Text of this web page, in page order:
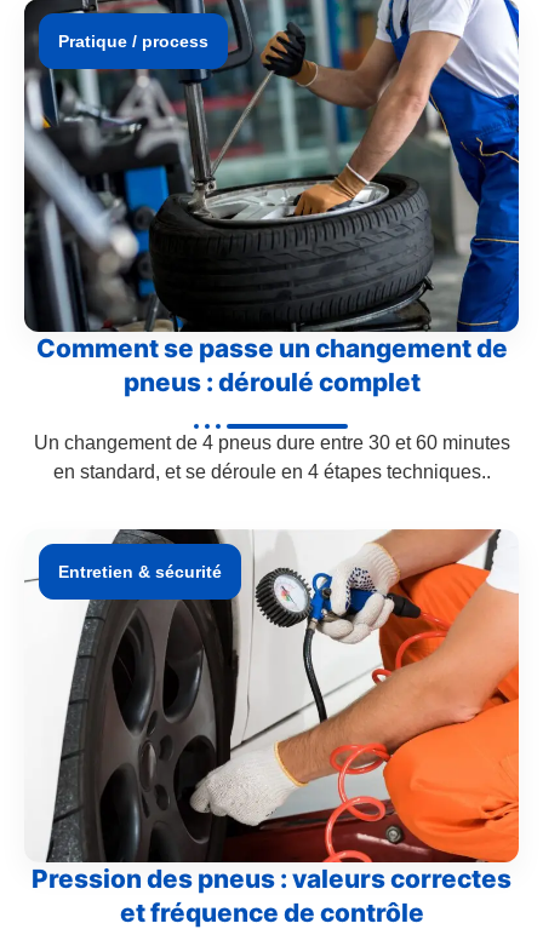
Pratique / process
Comment se passe un changement de
pneus : déroulé complet
Un changement de 4 pneus dure entre 30 et 60 minutes
en standard, et se déroule en 4 étapes techniques..
Entretien & sécurité
Pression des pneus : valeurs correctes
et fréquence de contrôle